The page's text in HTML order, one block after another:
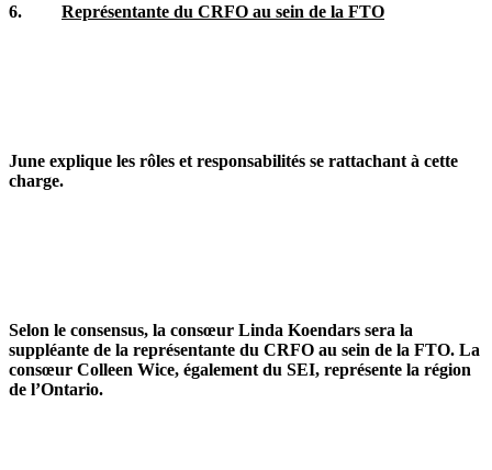
6. Représentante du CRFO au sein de la FTO
June explique les rôles et responsabilités se rattachant à cette
charge.
Selon le consensus, la consœur Linda Koendars sera la
suppléante de la représentante du CRFO au sein de la FTO. La
consœur Colleen Wice, également du SEI, représente la région
de l’Ontario.